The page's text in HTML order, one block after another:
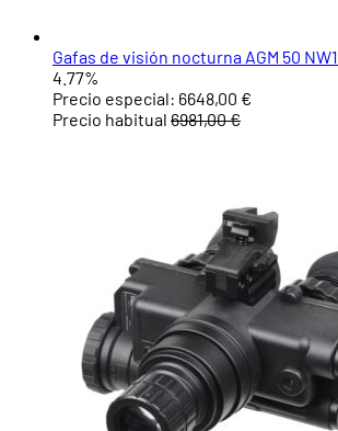
Gafas de visión nocturna AGM 50 NW1
4.77%
Precio especial: 6648,00 €
Precio habitual 6981,00 €